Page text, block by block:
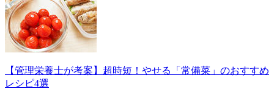
【管理栄養士が考案】超時短！やせる「常備菜」のおすすめ
レシピ4選